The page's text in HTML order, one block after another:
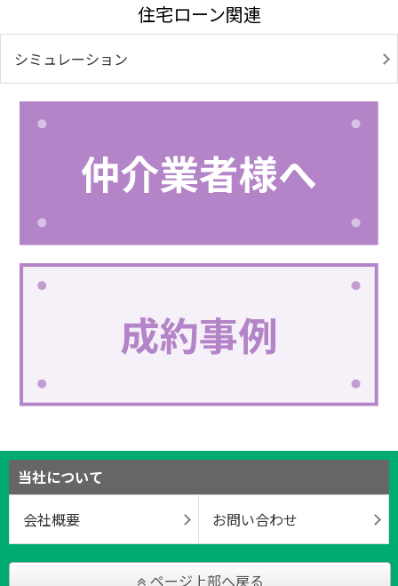
住宅ローン関連
シミュレーション
当社について
会社概要
お問い合わせ
ページ上部へ戻る